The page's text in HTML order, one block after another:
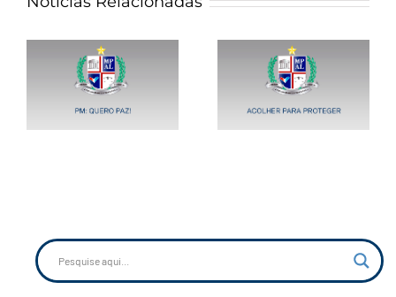
Projeto – Acolher
para Proteger